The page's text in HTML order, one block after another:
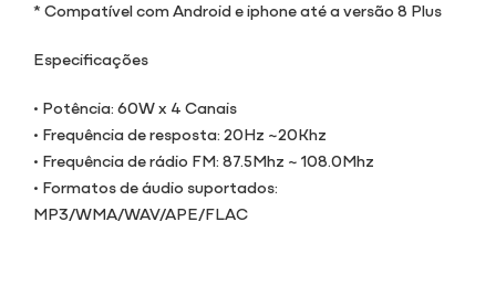
* Compatível com Android e iphone até a versão 8 Plus
Especificações
• Potência: 60W x 4 Canais
• Frequência de resposta: 20Hz ~20Khz
• Frequência de rádio FM: 87.5Mhz ~ 108.0Mhz
• Formatos de áudio suportados:
MP3/WMA/WAV/APE/FLAC